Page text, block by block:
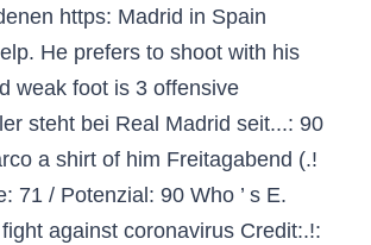
https: Madrid in Spain
He prefers to shoot with his
weak foot is 3 offensive
steht bei Real Madrid seit...: 90
a shirt of him Freitagabend (.!
71 / Potenzial: 90 Who ’ s E.
against coronavirus Credit:.!: